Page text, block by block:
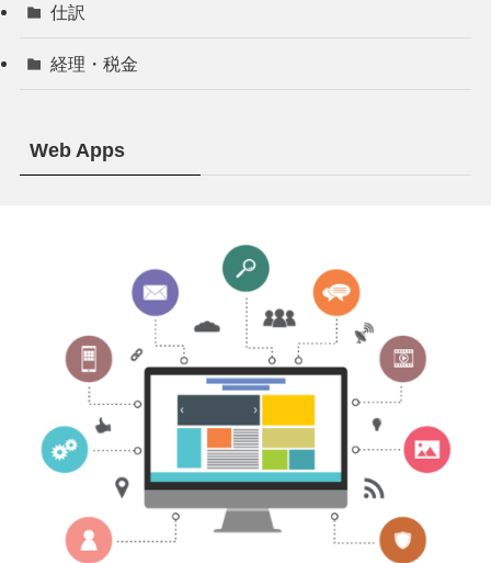
仕訳
経理・税金
Web Apps